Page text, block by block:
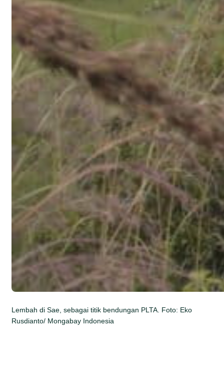
Lembah di Sae, sebagai titik bendungan PLTA. Foto: Eko
Rusdianto/ Mongabay Indonesia